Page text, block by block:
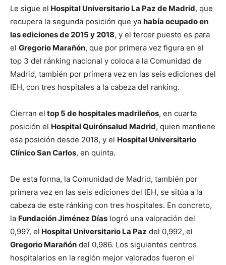
Le sigue el Hospital Universitario La Paz de Madrid, que
recupera la segunda posición que ya había ocupado en
las ediciones de 2015 y 2018, y el tercer puesto es para
el Gregorio Marañón, que por primera vez figura en el
top 3 del ránking nacional y coloca a la Comunidad de
Madrid, también por primera vez en las seis ediciones del
IEH, con tres hospitales a la cabeza del ranking.
Cierran el top 5 de hospitales madrileños, en cuarta
posición el Hospital Quirónsalud Madrid, quien mantiene
esa posición desde 2018, y el Hospital Universitario
Clínico San Carlos, en quinta.
De esta forma, la Comunidad de Madrid, también por
primera vez en las seis ediciones del IEH, se sitúa a la
cabeza de este ránking con tres hospitales. En concreto,
la Fundación Jiménez Días logró una valoración del
0,997, el Hospital Universitario La Paz del 0,992, el
Gregorio Marañón del 0,986. Los siguientes centros
hospitalarios en la región mejor valorados fueron el